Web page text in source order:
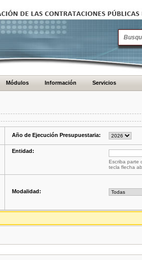
Módulos Información Servicios
Año de Ejecución Presupuestaria:
Entidad:
Escriba parte
tecla flecha
Modalidad: